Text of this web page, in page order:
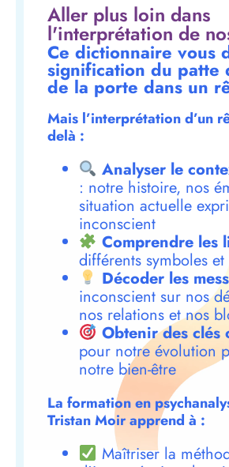
Aller plus loin dans
l'interprétation de
Ce dictionnaire vous
signification du patte
de la porte dans un
Mais l’interprétation d’un
delà :
Analyser le
: notre histoire, nos
situation actuelle
inconscient
Comprendre les
différents symboles
Décoder les
inconscient sur nos
nos relations et nos
Obtenir des clés
pour notre évolution
notre bien-être
La formation en
Tristan Moir apprend à :
Maîtriser la